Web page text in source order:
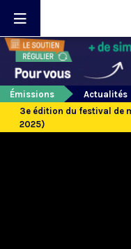
Émissions
Actualités
3e édition du festival de
2025)